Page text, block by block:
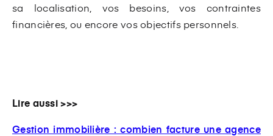
sa localisation, vos besoins, vos contraintes
financières, ou encore vos objectifs personnels.
Lire aussi >>>
Gestion immobilière : combien facture une agence